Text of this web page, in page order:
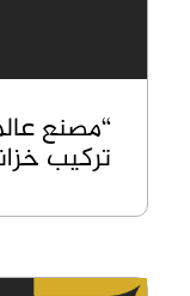
“مصنع
تركيب